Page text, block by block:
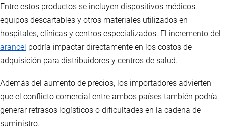
Entre estos productos se incluyen dispositivos médicos,
equipos descartables y otros materiales utilizados en
hospitales, clínicas y centros especializados. El incremento del
arancel podría impactar directamente en los costos de
adquisición para distribuidores y centros de salud.
Además del aumento de precios, los importadores advierten
que el conflicto comercial entre ambos países también podría
generar retrasos logísticos o dificultades en la cadena de
suministro.